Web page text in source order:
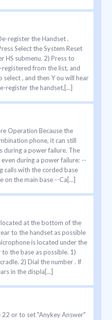
register the Handset .
Select the System Reset
HS submenu. 2) Press to
from the list, and
select , and then Y ou will hear
register the handset,[...]
Operation Because the
phone, it can still
during a power failure. The
during a power failure: --
calls with the corded base
on the main base --Ca[...]
at the bottom of the
to the handset as possible
is located under the
the base as possible. 1)
2) Dial the number . If
in the displa[...]
or to set "Anykey Answer"